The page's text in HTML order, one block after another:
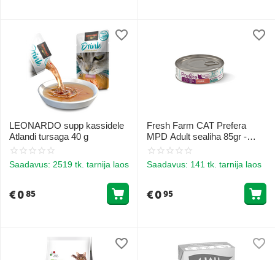
LEONARDO supp kassidele
Atlandi tursaga 40 g
Saadavus: 2519 tk. tarnija laos
€085
Fresh Farm CAT Prefera
MPD Adult sealiha 85gr -
täiskasvanud kassidele (ka
toit sealihaga.
Saadavus: 141 tk. tarnija laos
€095